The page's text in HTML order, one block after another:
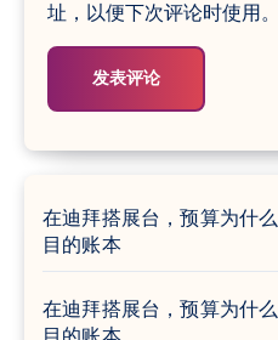
址，以便下次评论时使用。
在迪拜搭展台，预算为什
目的账本
在迪拜搭展台，预算为什